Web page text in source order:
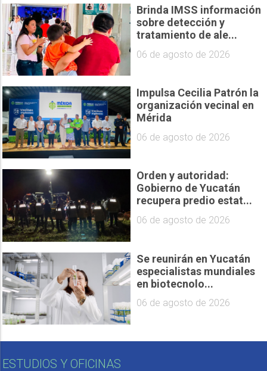
Brinda IMSS información
sobre detección y
tratamiento de ale...
06 de agosto de 2026
Impulsa Cecilia Patrón la
organización vecinal en
Mérida
06 de agosto de 2026
Orden y autoridad:
Gobierno de Yucatán
recupera predio estat...
06 de agosto de 2026
Se reunirán en Yucatán
especialistas mundiales
en biotecnolo...
06 de agosto de 2026
ESTUDIOS Y OFICINAS